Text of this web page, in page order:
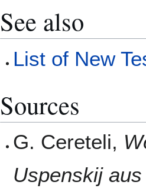
See also
List of New
Sources
G. Cereteli,
Uspenskij